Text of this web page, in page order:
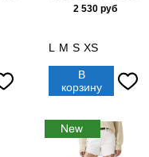
2 530руб
L M S XS
В
корзину